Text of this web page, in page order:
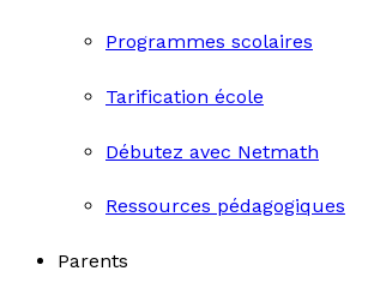
Programmes scolaires
Tarification école
Débutez avec Netmath
Ressources pédagogiques
Parents